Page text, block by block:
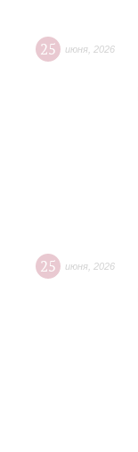
25 июня 2026
25 июня 2026